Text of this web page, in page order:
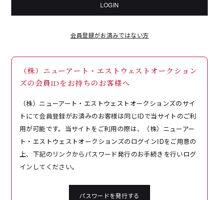
LOGIN
会員登録がお済みではない方
（株）ニューアート・エストウェストオークション
ズの会員IDをお持ちのお客様へ
（株）ニューアート・エストウェストオークションズのサイ
トにて会員登録がお済みのお客様は同じIDで当サイトのご利
用が可能です。当サイトをご利用の際は、（株）ニューアー
ト・エストウェストオークションズのログインIDをご用意の
上、下記のリンクからパスワード発行のお手続きを行いログ
インしてください。
パスワードを発行する